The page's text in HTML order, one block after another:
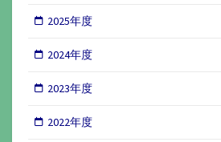
2025年度
2024年度
2023年度
2022年度